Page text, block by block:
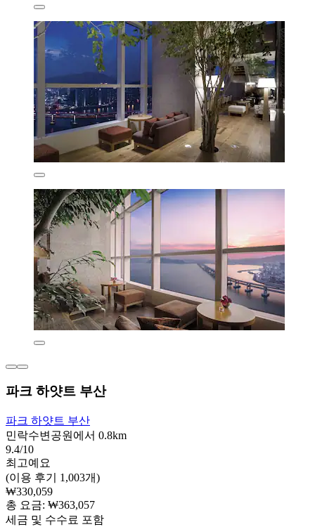
파크 하얏트 부산
파크 하얏트 부산
민락수변공원에서 0.8km
9.4/10
최고예요
(이용 후기 1,003개)
₩330,059
총 요금: ₩363,057
세금 및 수수료 포함